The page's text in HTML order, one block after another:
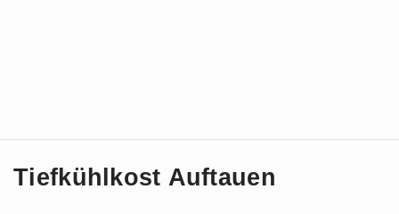
Tiefkühlkost Auftauen